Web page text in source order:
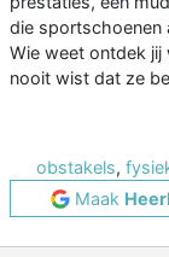
die sportschoenen
Wie weet ontdek jij
nooit wist dat ze
obstakels,
Maak